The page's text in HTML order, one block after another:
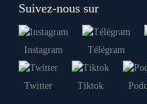
Suivez-nous sur
Instagram Télégram
Twitter Tiktok